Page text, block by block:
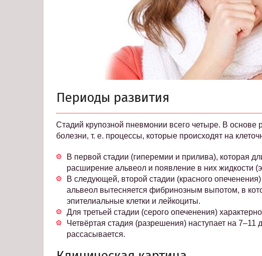
Периоды развития
Стадий крупозной пневмонии всего четыре. В основе
болезни, т. е. процессы, которые происходят на
В первой стадии (гиперемии и прилива), которая
расширение альвеол и появление в них жидкости
В следующей, второй стадии (красного
альвеол вытесняется фибринозным выпотом, в
эпителиальные клетки и лейкоциты.
Для третьей стадии (серого опеченения)
Четвёртая стадия (разрешения) наступает на
рассасывается.